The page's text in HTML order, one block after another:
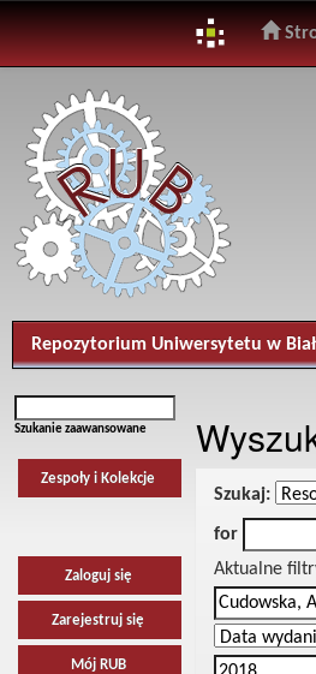
navigation
Repozytorium Uniwersytetu w
Szukanie zaawansowane
Zespoły i Kolekcje
Zaloguj się
Zarejestruj się
Mój RUB
Szukaj:
for
Aktualne